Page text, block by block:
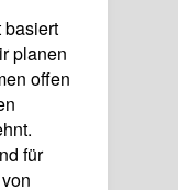
basiert
planen
offen
für